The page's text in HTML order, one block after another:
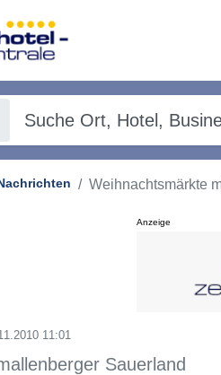
Weihnachtsmärkte
Anzeige
11:01
Sauerland